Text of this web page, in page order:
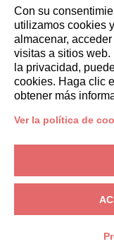
Descuentos para
Convenios para
+390286882952
N.° de
Privacidad-
Con su
utilizamos cookies
almacenar,
visitas a sitios web.
la privacidad,
cookies. Haga clic
obtener más
Ver la política de